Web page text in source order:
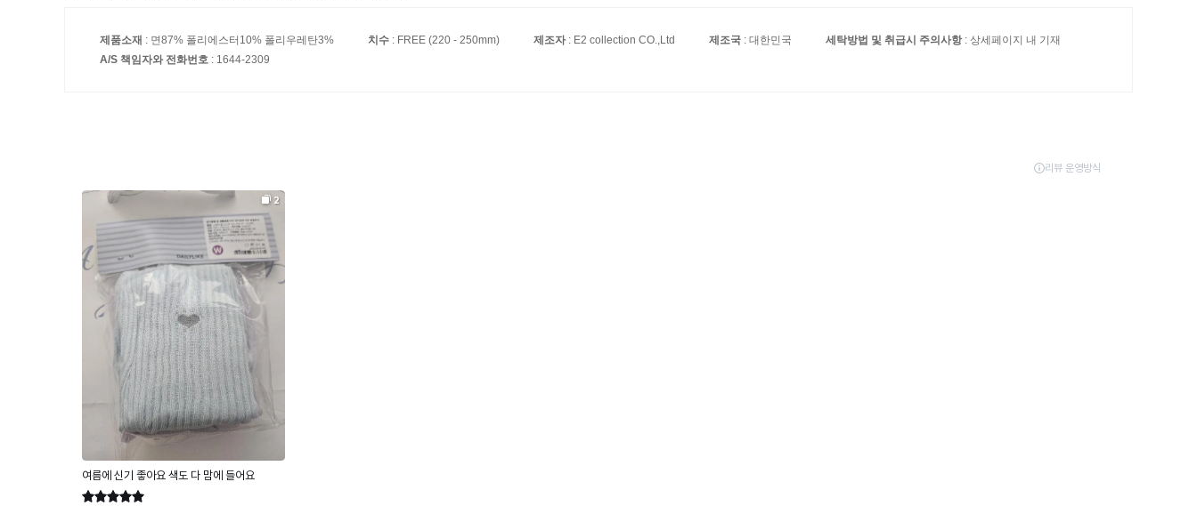
제품소재 : 면87% 폴리에스터10% 폴리우레탄3% 치수 : FREE (220 - 250mm) 제조자: E2 collection CO.,Ltd 제조국 : 대한민국 세탁방법 및 취급시 주의사항: 상세페이지 내 기재
A/S 책임자와 전화번호 : 1644-2309